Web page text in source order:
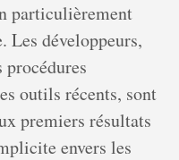
particulièrement
Les développeurs,
outils récents, sont
premiers résultats
envers les